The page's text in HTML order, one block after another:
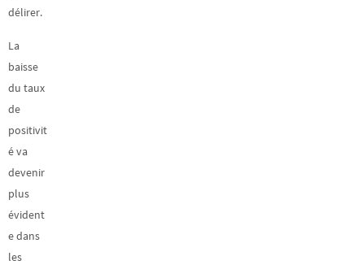
délirer.
La
baisse
du taux
de
positivit
é va
devenir
plus
évident
e dans
les